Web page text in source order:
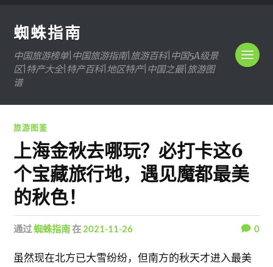
蜘蛛指南
中国旅游榜单|中国旅游指南|旅游百科|中国5A级景
区|特产大全|特产百科|地区特产|中国之最|旅游图
谱
旅游图鉴
上海金秋去哪玩？必打卡这6
个宝藏旅行地，遇见魔都最美
的秋色！
通过蜘蛛指南在 2021-11-26 0
虽然现在北方已大雪纷纷，但南方的秋天才进入最美